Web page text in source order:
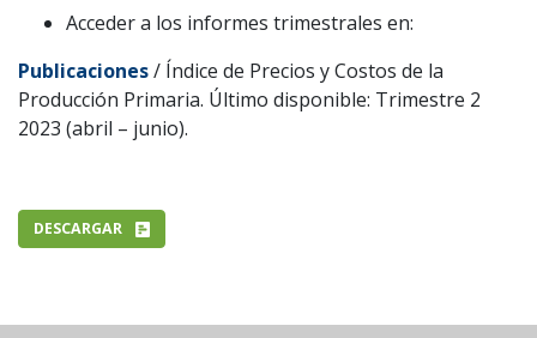
Acceder a los informes trimestrales en:
Publicaciones/ Índice de Precios y Costos de la
Producción Primaria. Último disponible: Trimestre 2
2023 (abril – junio).
DESCARGAR